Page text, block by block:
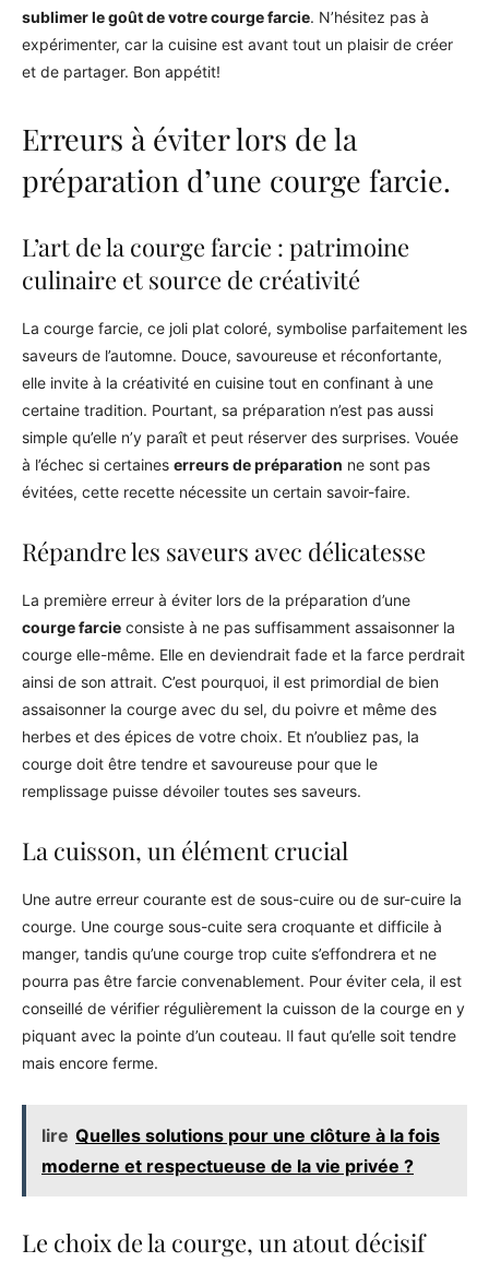
sublimer le goût de votre courge farcie. N’hésitez pas à
expérimenter, car la cuisine est avant tout un plaisir de créer
et de partager. Bon appétit!
Erreurs à éviter lors de la
préparation d’une courge farcie.
L’art de la courge farcie : patrimoine
culinaire et source de créativité
La courge farcie, ce joli plat coloré, symbolise parfaitement les
saveurs de l’automne. Douce, savoureuse et réconfortante,
elle invite à la créativité en cuisine tout en confinant à une
certaine tradition. Pourtant, sa préparation n’est pas aussi
simple qu’elle n’y paraît et peut réserver des surprises. Vouée
à l’échec si certaines erreurs de préparation ne sont pas
évitées, cette recette nécessite un certain savoir-faire.
Répandre les saveurs avec délicatesse
La première erreur à éviter lors de la préparation d’une
courge farcie consiste à ne pas suffisamment assaisonner la
courge elle-même. Elle en deviendrait fade et la farce perdrait
ainsi de son attrait. C’est pourquoi, il est primordial de bien
assaisonner la courge avec du sel, du poivre et même des
herbes et des épices de votre choix. Et n’oubliez pas, la
courge doit être tendre et savoureuse pour que le
remplissage puisse dévoiler toutes ses saveurs.
La cuisson, un élément crucial
Une autre erreur courante est de sous-cuire ou de sur-cuire la
courge. Une courge sous-cuite sera croquante et difficile à
manger, tandis qu’une courge trop cuite s’effondrera et ne
pourra pas être farcie convenablement. Pour éviter cela, il est
conseillé de vérifier régulièrement la cuisson de la courge en y
piquant avec la pointe d’un couteau. Il faut qu’elle soit tendre
mais encore ferme.
lire Quelles solutions pour une clôture à la fois
moderne et respectueuse de la vie privée ?
Le choix de la courge, un atout décisif